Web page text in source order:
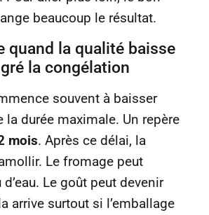
beaucoup le résultat.
quand la qualité baisse
la congélation
souvent à baisser
la durée maximale. Un repère
mois. Après ce délai, la
Le fromage peut
Le goût peut devenir
arrive surtout si l’emballage